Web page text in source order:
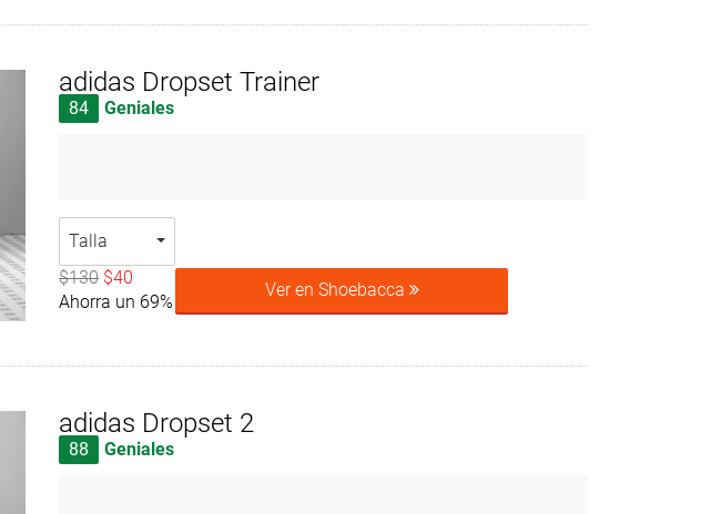
adidas Dropset Trainer
84 Geniales
Talla
$130 $40
Ahorra un 69%
Ver en Shoebacca
adidas Dropset 2
88 Geniales